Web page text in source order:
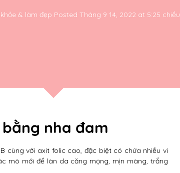
& làm đẹp Posted Tháng 9 14, 2022 at 5:25 chiều
nha đam
cùng với axit folic cao, đặc biệt có chứa nhiều vi
mô mới để làn da căng mọng, mịn màng, trắng